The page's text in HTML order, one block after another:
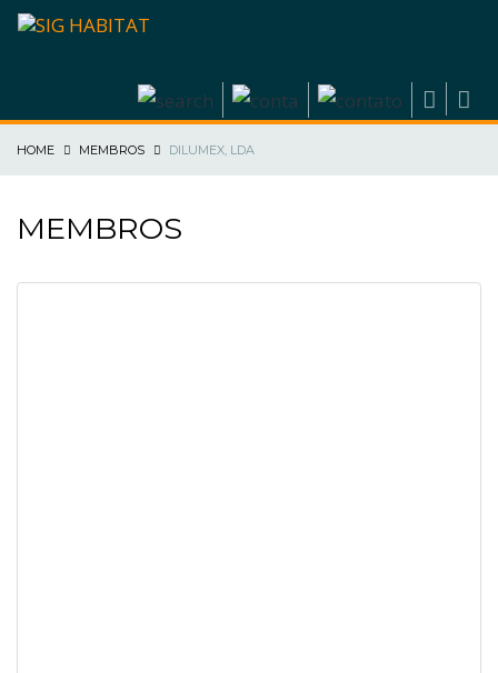
HOME MEMBROS DILUMEX, LDA
MEMBROS